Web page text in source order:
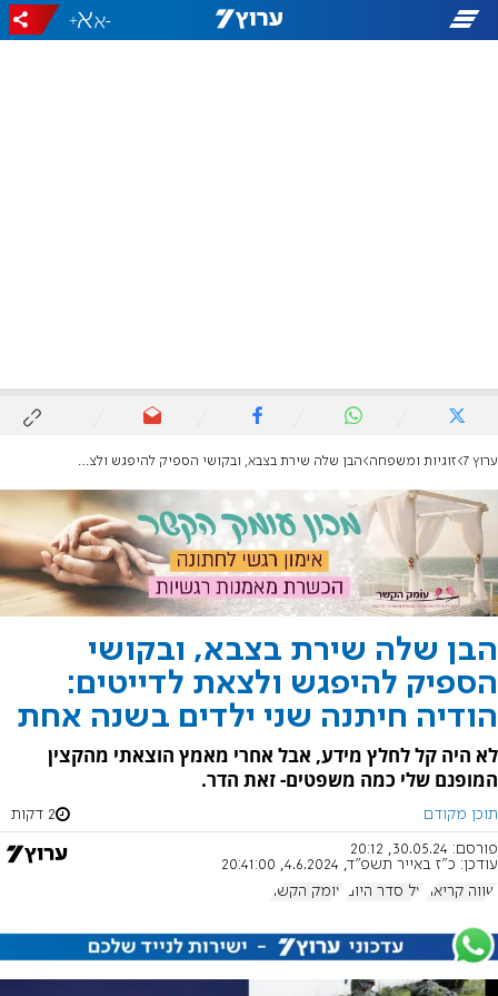
-
+
ערוץ 7 זוגיות ומשפחה הבן שלה שירת בצבא, ובקושי הספיק להיפגש ולצאת לדייטים: הודיה חיתנה שני ילדים בשנה אחת
הבן שלה שירת בצבא, ובקושי
הספיק להיפגש ולצאת לדייטים:
הודיה חיתנה שני ילדים בשנה אחת
לא היה קל לחלץ מידע, אבל אחרי מאמץ הוצאתי מהקצין
המופנם שלי כמה משפטים- זאת הדר.
תוכן מקודם 2 דקות
פורסם: 30.05.24, 20:12
עודכן: כ"ז באייר תשפ"ד, 4.6.2024, 20:41:00
שווה קריאה
על סדר היום עומק הקשר